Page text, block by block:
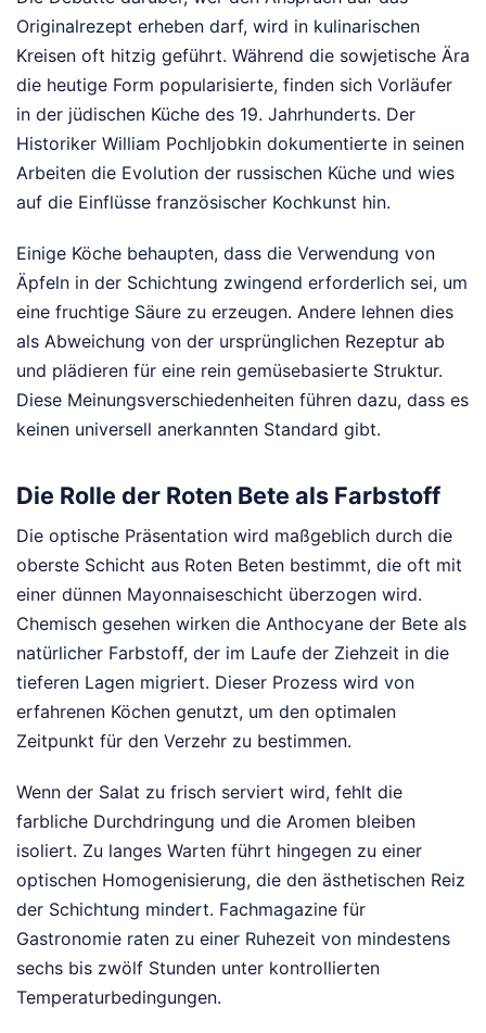
Originalrezept erheben darf, wird in kulinarischen
Kreisen oft hitzig geführt. Während die sowjetische Ära
die heutige Form popularisierte, finden sich Vorläufer
in der jüdischen Küche des 19. Jahrhunderts. Der
Historiker William Pochljobkin dokumentierte in seinen
Arbeiten die Evolution der russischen Küche und wies
auf die Einflüsse französischer Kochkunst hin.
Einige Köche behaupten, dass die Verwendung von
Äpfeln in der Schichtung zwingend erforderlich sei, um
eine fruchtige Säure zu erzeugen. Andere lehnen dies
als Abweichung von der ursprünglichen Rezeptur ab
und plädieren für eine rein gemüsebasierte Struktur.
Diese Meinungsverschiedenheiten führen dazu, dass es
keinen universell anerkannten Standard gibt.
Die Rolle der Roten Bete als Farbstoff
Die optische Präsentation wird maßgeblich durch die
oberste Schicht aus Roten Beten bestimmt, die oft mit
einer dünnen Mayonnaiseschicht überzogen wird.
Chemisch gesehen wirken die Anthocyane der Bete als
natürlicher Farbstoff, der im Laufe der Ziehzeit in die
tieferen Lagen migriert. Dieser Prozess wird von
erfahrenen Köchen genutzt, um den optimalen
Zeitpunkt für den Verzehr zu bestimmen.
Wenn der Salat zu frisch serviert wird, fehlt die
farbliche Durchdringung und die Aromen bleiben
isoliert. Zu langes Warten führt hingegen zu einer
optischen Homogenisierung, die den ästhetischen Reiz
der Schichtung mindert. Fachmagazine für
Gastronomie raten zu einer Ruhezeit von mindestens
sechs bis zwölf Stunden unter kontrollierten
Temperaturbedingungen.